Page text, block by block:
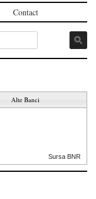
Contact
Alte Banci
Sursa BNR